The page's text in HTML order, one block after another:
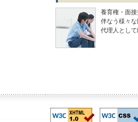
養育権・面
伴なう様々
代理人として